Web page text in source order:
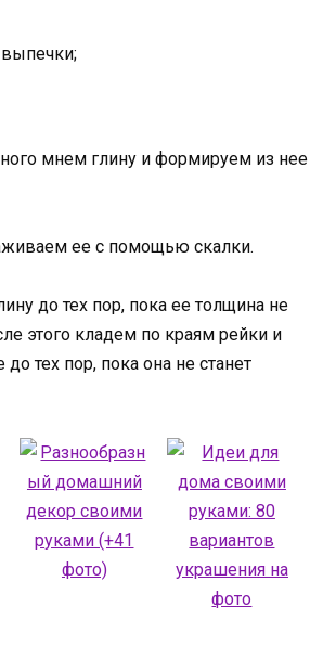
мнем глину и формируем из нее
ее с помощью скалки.
до тех пор, пока ее толщина не
этого кладем по краям рейки и
тех пор, пока она не станет